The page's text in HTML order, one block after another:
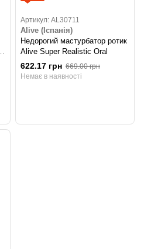
Артикул: AL30711
Alive (Іспанія)
Недорогий мастурбатор ротик
Alive Super Realistic Oral
622.17 грн 669.00 грн
Немає в наявності